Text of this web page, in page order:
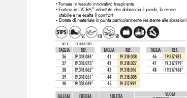
• Tomaia in tessuto innovativo traspirante
• Fortino in LYCRA® imbottito che abbraccia il piede, lo rende
stabile e ne esalta il comfort
• Dotata di materiale in punta particolarmente resistente alle abrasioni
SC FO SR
CAT. II EN 20345:2022
TAGLIA REF.
36
19.318.084*
37 19.318.073*
38 19.318.062*
39
19.318.051*
40
19.318.049*
TAGLIA REF.
41
19.318.038
42
19.318.027
43
19.318.016
44 19.318.005
45 19.317.992
TAGLIA REF.
46
19.317.981
47
19.317.979*
48
19.317.968*
CALZATA FODERA SOLETTA SUOLA